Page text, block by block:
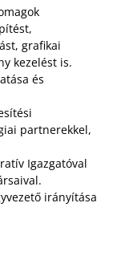
grafikai
kezelést is.
és
partnerekkel,
Igazgatóval
irányítása